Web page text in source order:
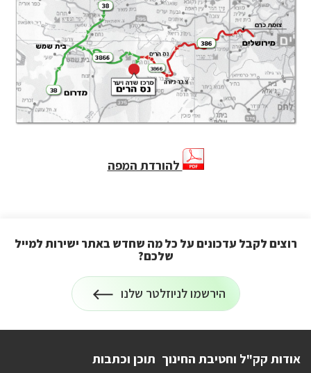
להורדת המפה
הרשמה
לניוזלטר
רוצים לקבל עדכונים על כל מה שחדש באתר ישירות למייל
שלכם?
הירשמו לניוזלטר שלנו
על
רוצים
כל
אודות קק"ל וחטיבת החינוך תוכן וכתבות